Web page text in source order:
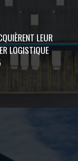
LEUR
LOGISTIQUE